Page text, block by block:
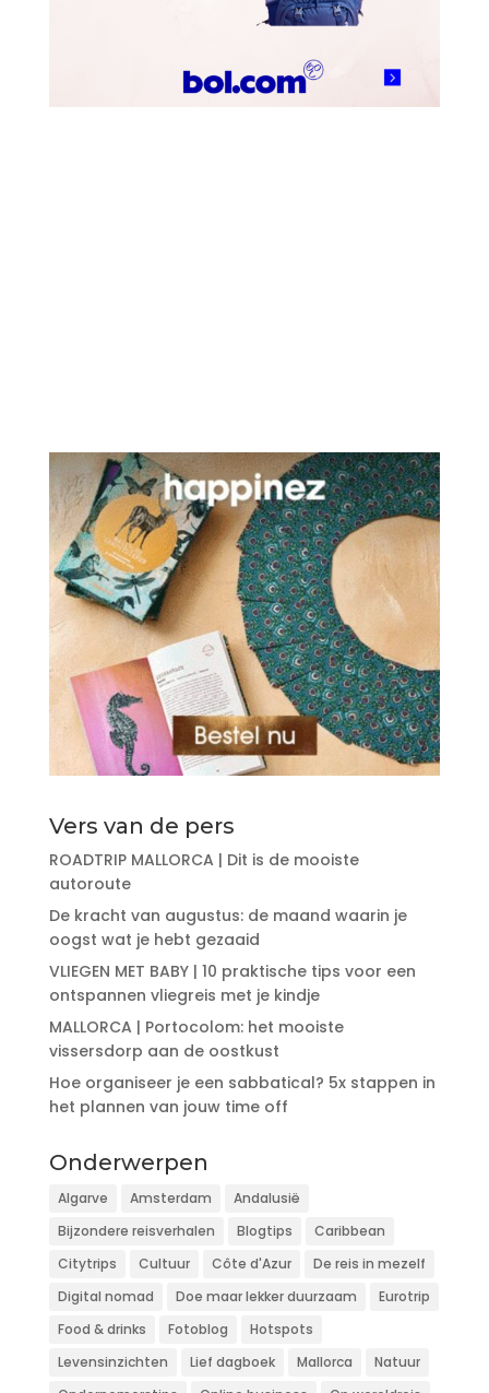
Vers van de pers
ROADTRIP MALLORCA | Dit is de mooiste
autoroute
De kracht van augustus: de maand waarin je
oogst wat je hebt gezaaid
VLIEGEN MET BABY | 10 praktische tips voor een
ontspannen vliegreis met je kindje
MALLORCA | Portocolom: het mooiste
vissersdorp aan de oostkust
Hoe organiseer je een sabbatical? 5x stappen in
het plannen van jouw time off
Onderwerpen
Algarve Amsterdam
Andalusië
Bijzondere reisverhalen
Blogtips
Caribbean
Citytrips
Cultuur Côte d'Azur
De reis in mezelf
Digital nomad
Doe maar lekker duurzaam
Eurotrip
Food & drinks
Fotoblog
Hotspots
Levensinzichten
Lief dagboek Mallorca
Natuur